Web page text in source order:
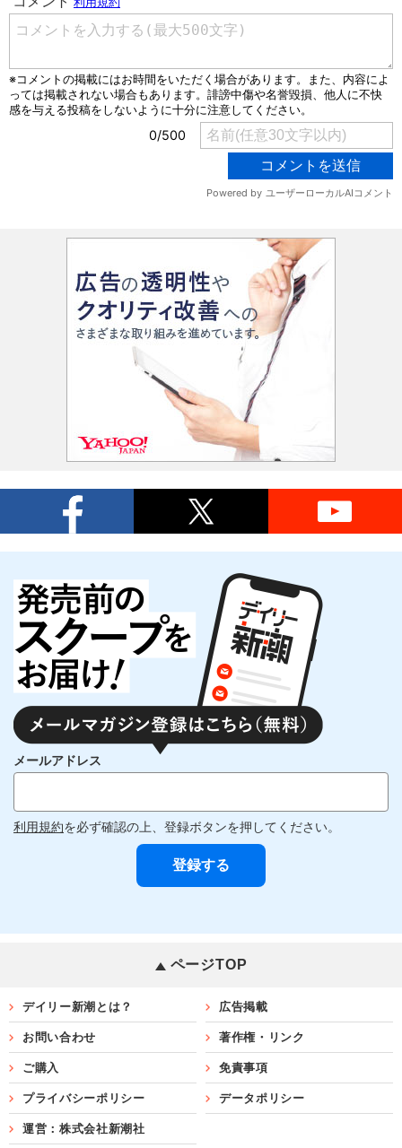
メールアドレス
利用規約を必ず確認の上、登録ボタンを押してください。
ページTOP
デイリー新潮とは？ 広告掲載
お問い合わせ 著作権・リンク
ご購入 免責事項
プライバシーポリシー データポリシー
運営：株式会社新潮社